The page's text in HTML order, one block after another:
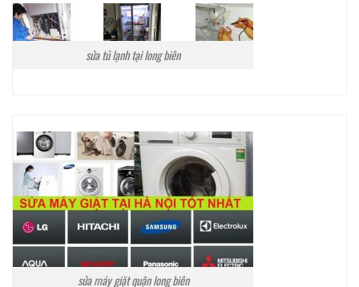
sửa tủ lạnh tại long biên
sửa máy giặt quận long biên